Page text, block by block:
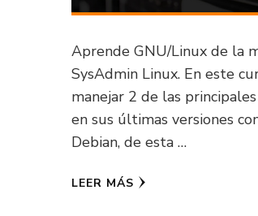
Aprende GNU/Linux de la
SysAdmin Linux. En este
manejar 2 de las
en sus últimas versiones
Debian, de esta …
LEER MÁS